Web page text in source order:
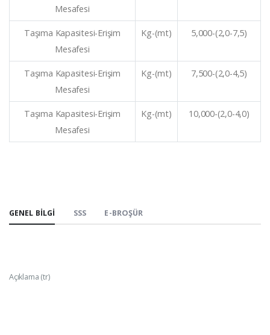
Mesafesi
Taşıma Kapasitesi-Erişim
Mesafesi
Kg-(mt) 5,000-(2,0-7,5)
Taşıma Kapasitesi-Erişim
Mesafesi
Kg-(mt) 7,500-(2,0-4,5)
Taşıma Kapasitesi-Erişim
Mesafesi
Kg-(mt) 10,000-(2,0-4,0)
GENEL BILGI SSS E-BROŞÜR
Açıklama (tr)